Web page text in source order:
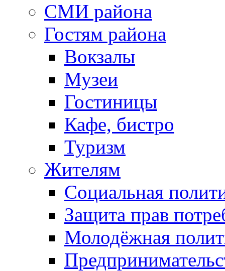
СМИ района
Гостям района
Вокзалы
Музеи
Гостиницы
Кафе, бистро
Туризм
Жителям
Социальная
Защита прав
Молодёжная